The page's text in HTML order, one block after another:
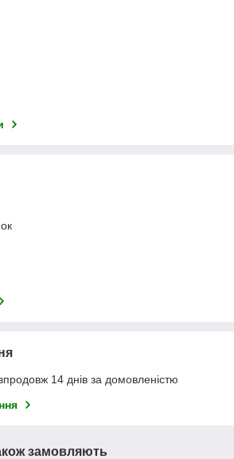
14 днів за домовленістю
замовляють